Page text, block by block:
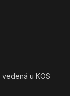
u KOS